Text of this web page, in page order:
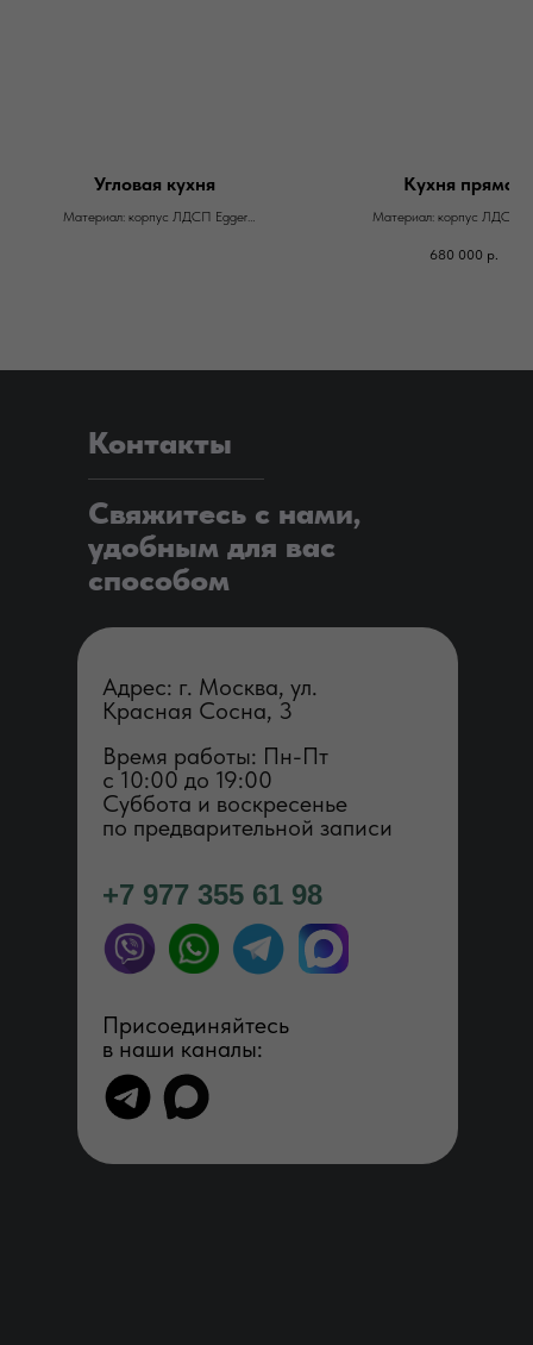
Угловая кухня
Материал: корпус ЛДСП Egger
Кухня прямая
Материал: корпус ЛДСП
Фурнитура: Blum
680 000 р.
Контакты
Свяжитесь с нами,
удобным для вас
способом
Адрес: г. Москва, ул.
Красная Сосна, 3
+7 977 355 61 98
Время работы: Пн-Пт
с 1 0:00 до 19:00
Суббота и воскресенье
по предварительной записи
Присоединяйтесь
в наши каналы: